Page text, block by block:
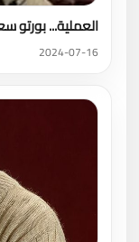
العملية... بورتو
2024-07-16